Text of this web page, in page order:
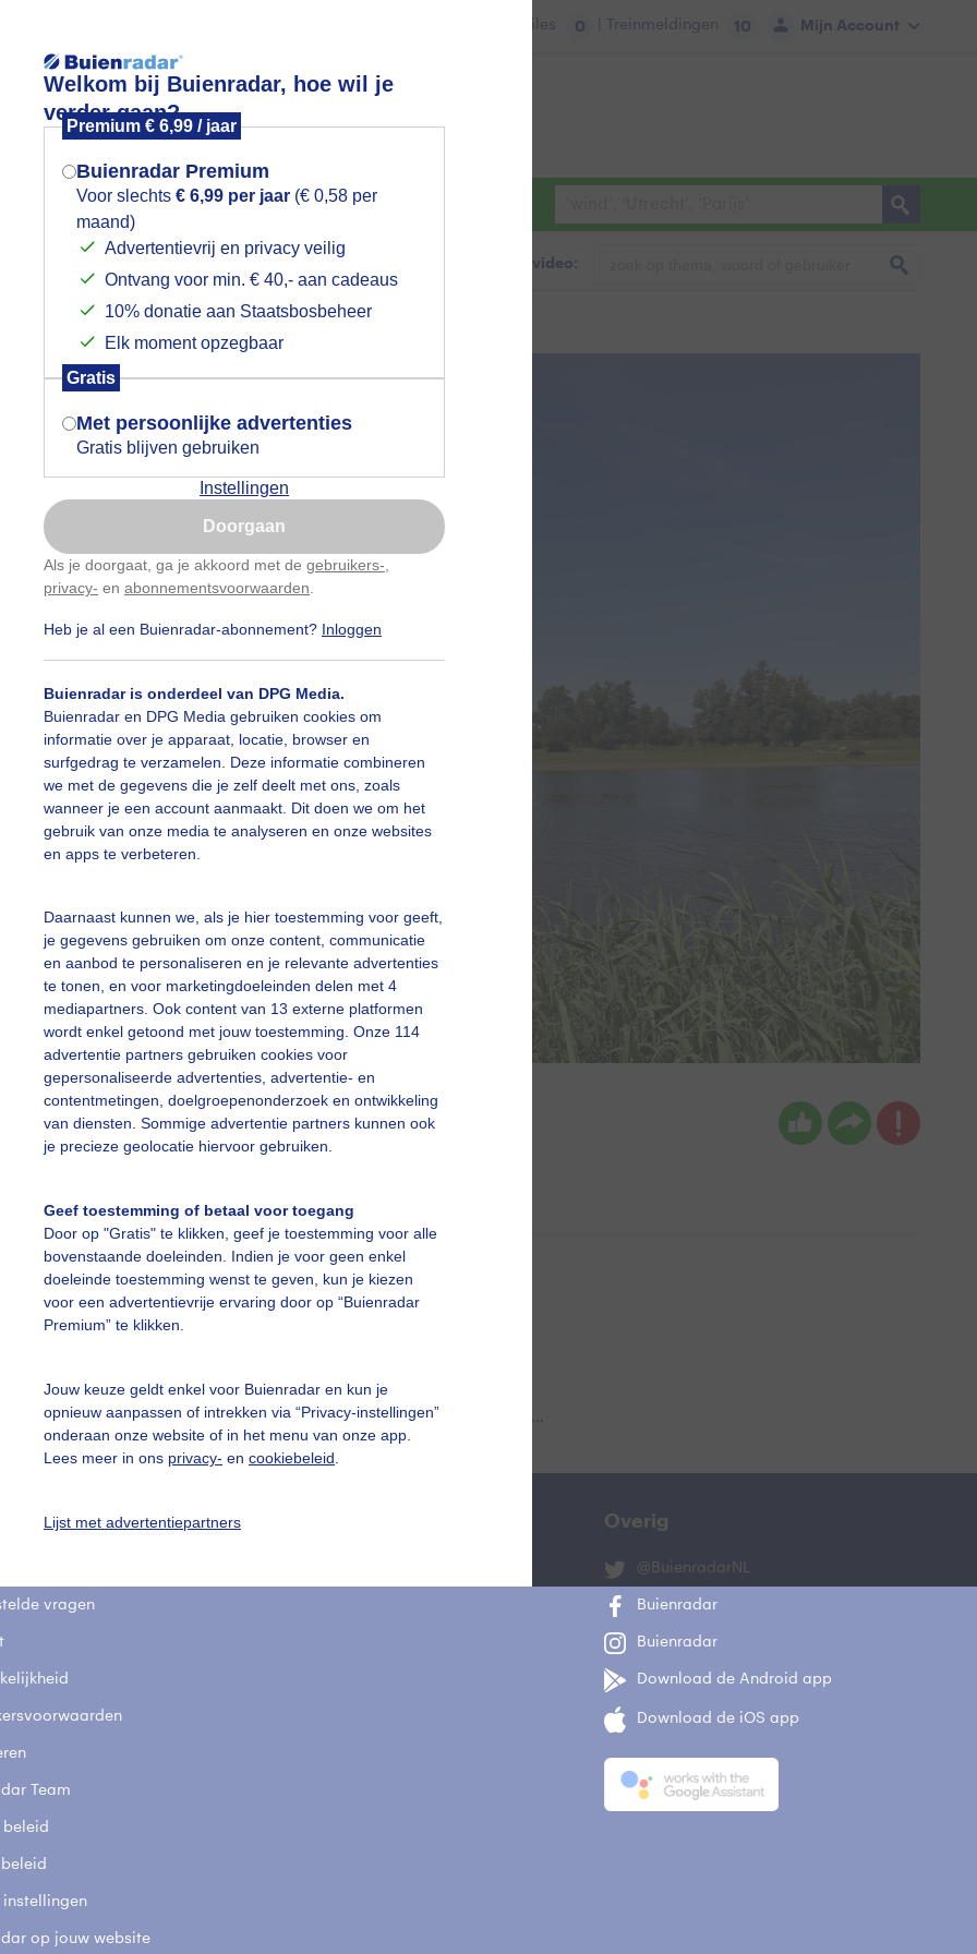
Welkom bij Buienradar, hoe wil je
verder gaan?
Premium € 6,99 / jaar
Buienradar Premium
Voor slechts € 6,99 per jaar (€ 0,58 per
maand)
Advertentievrij en privacy veilig
Ontvang voor min. € 40,- aan cadeaus
10% donatie aan Staatsbosbeheer
Elk moment opzegbaar
Gratis
Met persoonlijke advertenties
Gratis blijven gebruiken
Instellingen
Doorgaan
Als je doorgaat, ga je akkoord met de gebruikers-
privacy- en abonnementsvoorwaarden
Heb je al een Buienradar-abonnement? Inloggen
Buienradar is onderdeel van DPG Media.
Buienradar en DPG Media gebruiken cookies om
informatie over je apparaat, locatie, browser en
surfgedrag te verzamelen. Deze informatie combineren
we met de gegevens die je zelf deelt met ons, zoals
wanneer je een account aanmaakt. Dit doen we om het
gebruik van onze media te analyseren en onze websites
en apps te verbeteren.
Daarnaast kunnen we, als je hier toestemming voor geeft,
je gegevens gebruiken om onze content, communicatie
en aanbod te personaliseren en je relevante advertenties
te tonen, en voor marketingdoeleinden delen met 4
mediapartners. Ook content van 13 externe platformen
wordt enkel getoond met jouw toestemming. Onze 114
advertentie partners gebruiken cookies voor
gepersonaliseerde advertenties, advertentie- en
contentmetingen, doelgroepenonderzoek en ontwikkeling
van diensten. Sommige advertentie partners kunnen ook
je precieze geolocatie hiervoor gebruiken.
Geef toestemming of betaal voor toegang
Door op "Gratis" te klikken, geef je toestemming voor alle
bovenstaande doeleinden. Indien je voor geen enkel
doeleinde toestemming wenst te geven, kun je kiezen
voor een advertentievrije ervaring door op “Buienradar
Premium” te klikken.
Jouw keuze geldt enkel voor Buienradar en kun je
opnieuw aanpassen of intrekken via “Privacy-instellingen”
onderaan onze website of in het menu van onze app.
Lees meer in ons privacy- en cookiebeleid
Lijst met advertentiepartners
Mijn Account
Files 0 | Treinmeldingen 10
Foto en video Weerzine
Zoeken in foto & video:
lucht Sluierbewolking Water Natuur
Sandra Romijn Gemaakt: 20-06-2025, 56x bekeken
slideshow
Een moment geduld aub...
vragen
Team
beleid
instellingen
op jouw website
Overig
@BuienradarNL
Buienradar
Buienradar
Download de Android app
Download de iOS app
Mogen we je locatie gebruiken voor
het weer?
Indien je hier nog geen akkoord op hebt
gegeven, verschijnt er zo een pop-up uit
je browser waarin deze toestemming
gevraagd wordt.
Is goed, toon de popup
Nu niet, misschien later
Gebruik je Safari en wil je niet elke dag deze pop-up
Klikhierom dit aan te passen